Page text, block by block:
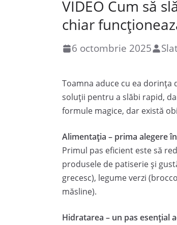
VIDEO Cum să
chiar
6 octombrie 2025
Toamna aduce cu ea dorința
soluții pentru a slăbi rapid,
formule magice, dar există
Alimentația – prima alegere
Primul pas eficient este să
produsele de patiserie și
grecesc), legume verzi
măsline).
Hidratarea – un pas esențial